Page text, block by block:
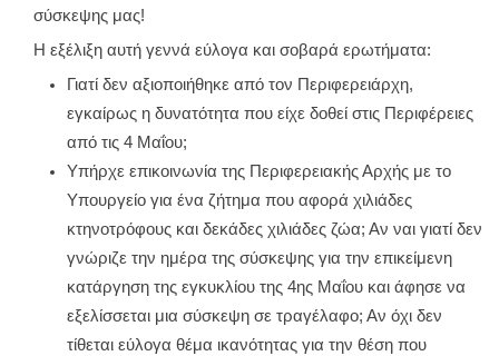
σύσκεψης μας!
Η εξέλιξη αυτή γεννά εύλογα και σοβαρά ερωτήματα:
Γιατί δεν αξιοποιήθηκε από τον Περιφερειάρχη,
εγκαίρως η δυνατότητα που είχε δοθεί στις Περιφέρειες
από τις 4 Μαΐου;
Υπήρχε επικοινωνία της Περιφερειακής Αρχής με το
Υπουργείο για ένα ζήτημα που αφορά χιλιάδες
κτηνοτρόφους και δεκάδες χιλιάδες ζώα; Αν ναι γιατί δεν
γνώριζε την ημέρα της σύσκεψης για την επικείμενη
κατάργηση της εγκυκλίου της 4ης Μαΐου και άφησε να
εξελίσσεται μια σύσκεψη σε τραγέλαφο; Αν όχι δεν
τίθεται εύλογα θέμα ικανότητας για την θέση που